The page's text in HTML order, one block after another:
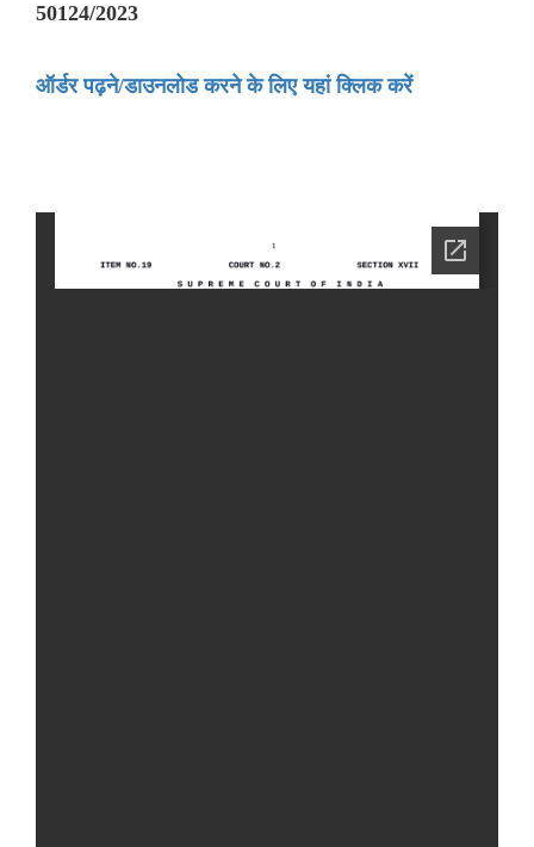
50124/2023
ऑर्डर पढ़ने/डाउनलोड करने के लिए यहां क्लिक करें